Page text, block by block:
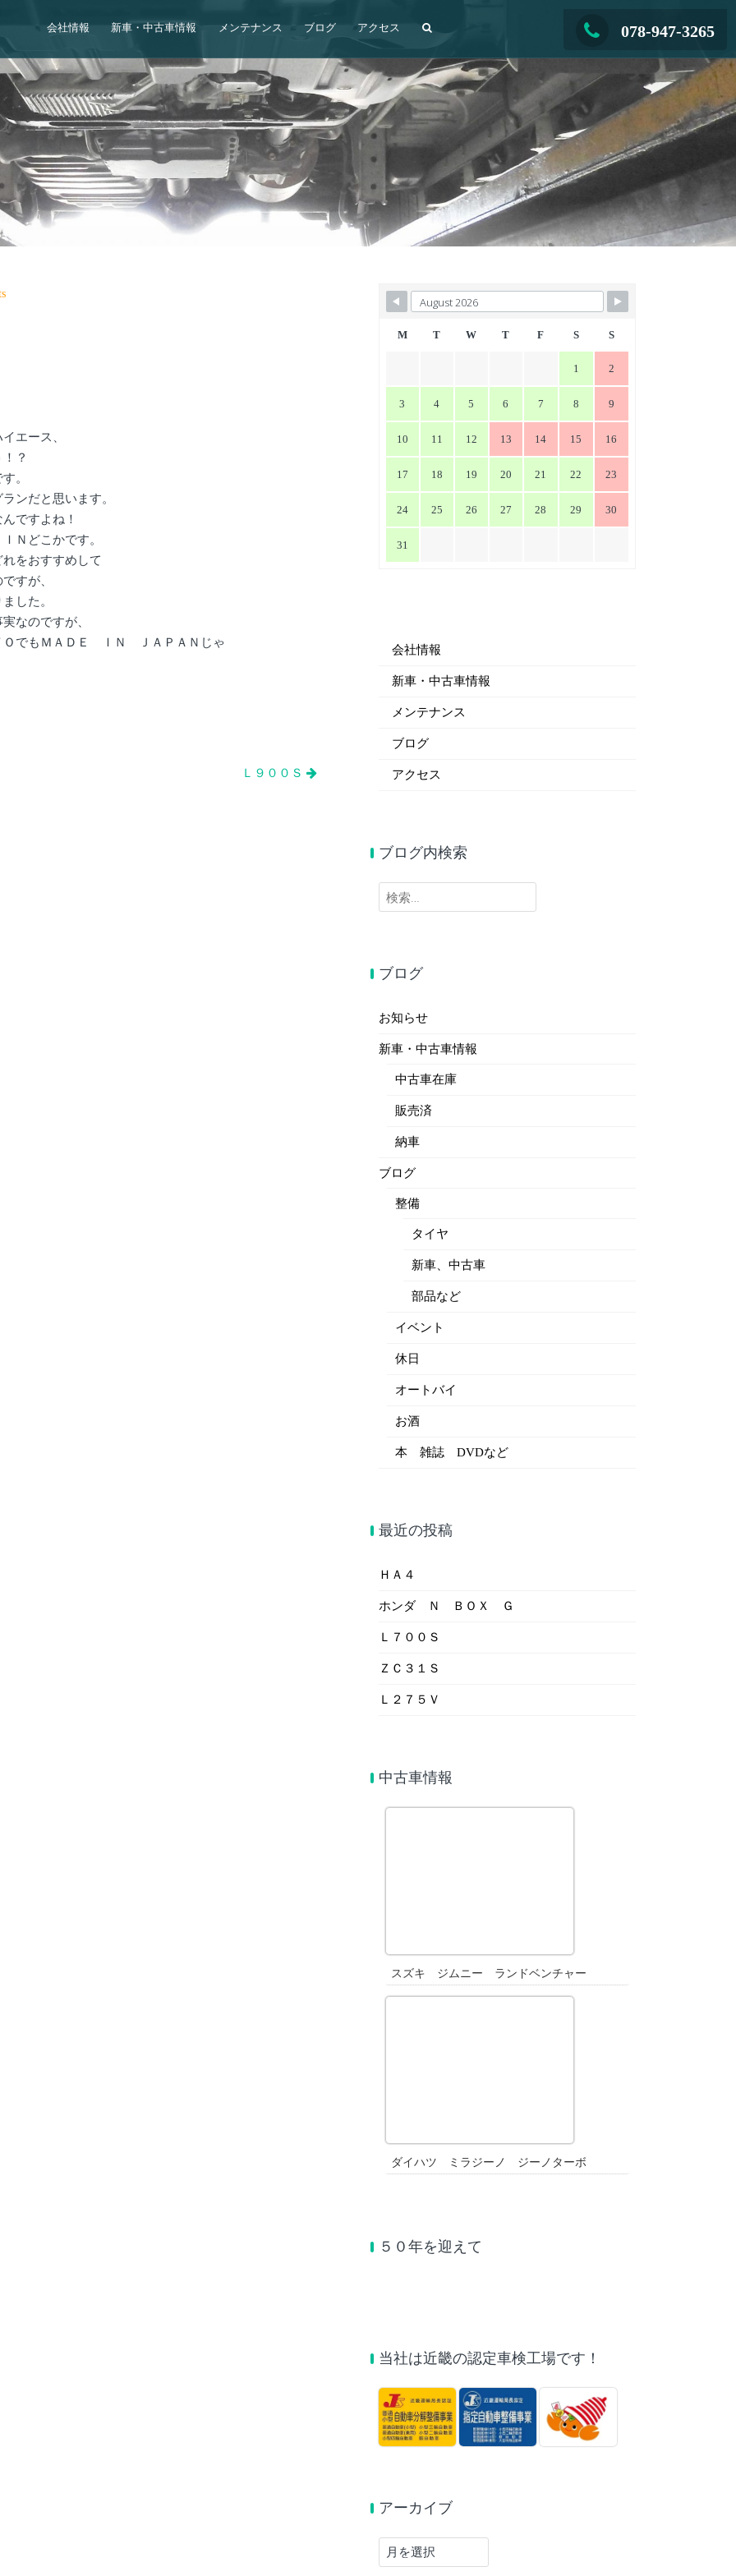
078-947-3265
会社情報 新車・中古車情報 メンテナンス ブログ アクセス
エース、
？
。
ンだと思います。
ですよね！
Ｎどこかです。
をおすすめして
すが、
した。
なのですが、
ＯでもＭＡＤＥ ＩＮ ＪＡＰＡＮじゃ
Ｌ９００Ｓ
M T W T F S S
1 2
3 4 5 6 7 8 9
10 11 12 13 14 15 16
17 18 19 20 21 22 23
24 25 26 27 28 29 30
31
会社情報
新車・中古車情報
メンテナンス
ブログ
アクセス
ブログ内検索
検
索:
ブログ
お知らせ
新車・中古車情報
中古車在庫
販売済
納車
ブログ
整備
タイヤ
新車、中古車
部品など
イベント
休日
オートバイ
お酒
本 雑誌 DVDなど
最近の投稿
ＨＡ４
ホンダ Ｎ ＢＯＸ Ｇ
Ｌ７００Ｓ
ＺＣ３１Ｓ
Ｌ２７５Ｖ
中古車情報
スズキ ジムニー ランドベンチャー
ダイハツ ミラジーノ ジーノターボ
５０年を迎えて
当社は近畿の認定車検工場です！
アーカイブ
ア
ー